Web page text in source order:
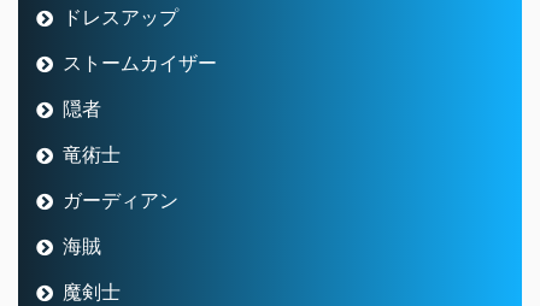
ドレスアップ
ストームカイザー
隠者
竜術士
ガーディアン
海賊
魔剣士